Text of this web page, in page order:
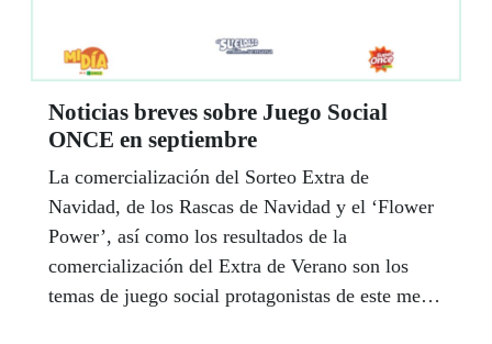
Noticias breves sobre Juego Social
ONCE en septiembre
La comercialización del Sorteo Extra de
Navidad, de los Rascas de Navidad y el ‘Flower
Power’, así como los resultados de la
comercialización del Extra de Verano son los
temas de juego social protagonistas de este mes